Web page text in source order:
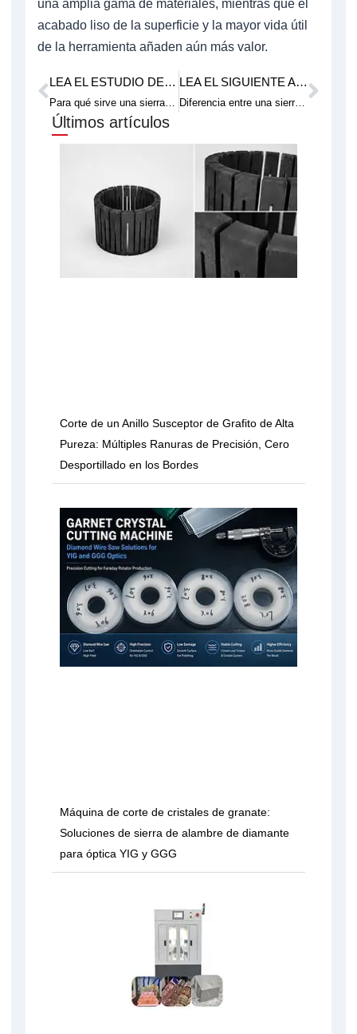
una amplia gama de materiales, mientras que el
acabado liso de la superficie y la mayor vida útil
de la herramienta añaden aún más valor.
Anterior LEA EL ESTUDIO DE CASO ANTERIOR. LEA EL SIGUIENTE ARTÍCULO TÉCNICO.
Diferencia entre una sierra de hilo de vidrio y una sierra normal
Últimos artículos
Corte de un Anillo Susceptor de Grafito de Alta
Pureza: Múltiples Ranuras de Precisión, Cero
Desportillado en los Bordes
Máquina de corte de cristales de granate:
Soluciones de sierra de alambre de diamante
para óptica YIG y GGG